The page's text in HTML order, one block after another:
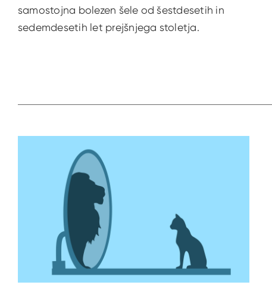
samostojna bolezen šele od šestdesetih in
sedemdesetih let prejšnjega stoletja.